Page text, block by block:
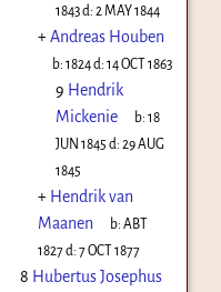
1843d: 2 MAY 1844
+Andreas Houben
b:1824d:14 OCT 1863
9 Hendrik
Mickenie
b:18
JUN 1845 d: 29 AUG
1845
+ Hendrik van
Maanen
b:ABT
1827d: 7 OCT 1877
8 Hubertus Josephus